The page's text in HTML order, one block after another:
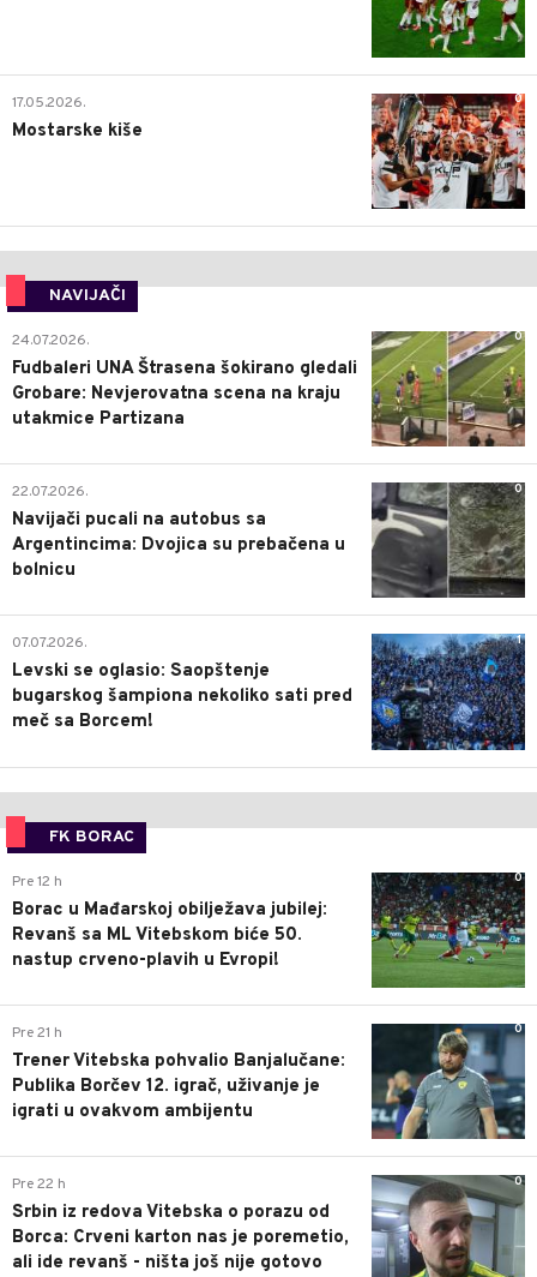
0
17.05.2026.
Mostarske kiše
NAVIJAČI
0
24.07.2026.
Fudbaleri UNA Štrasena šokirano gledali
Grobare: Nevjerovatna scena na kraju
utakmice Partizana
0
22.07.2026.
Navijači pucali na autobus sa
Argentincima: Dvojica su prebačena u
bolnicu
1
07.07.2026.
Levski se oglasio: Saopštenje
bugarskog šampiona nekoliko sati pred
meč sa Borcem!
FK BORAC
0
Pre 12 h
Borac u Mađarskoj obilježava jubilej:
Revanš sa ML Vitebskom biće 50.
nastup crveno-plavih u Evropi!
0
Pre 21 h
Trener Vitebska pohvalio Banjalučane:
Publika Borčev 12. igrač, uživanje je
igrati u ovakvom ambijentu
0
Pre 22 h
Srbin iz redova Vitebska o porazu od
Borca: Crveni karton nas je poremetio,
ali ide revanš - ništa još nije gotovo